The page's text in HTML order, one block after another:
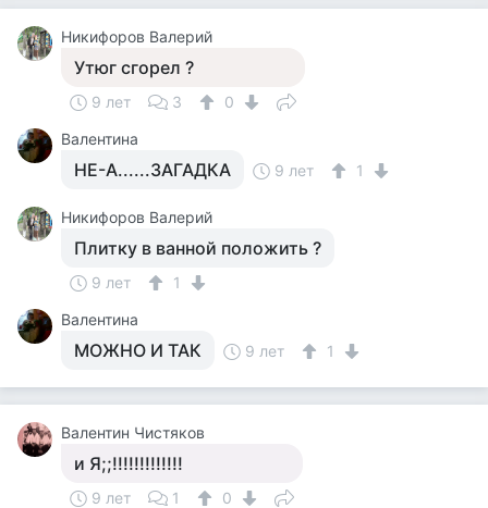
Никифоров Валерий
Утюг сгорел ?
9 лет 3
0
Валентина
НЕ-А......ЗАГАДКА 9 лет 1
Никифоров Валерий
Плитку в ванной положить ?
9 лет
1
Валентина
МОЖНО И ТАК 9 лет 1
Валентин Чистяков
и Я;;!!!!!!!!!!!!!
9 лет 1
0